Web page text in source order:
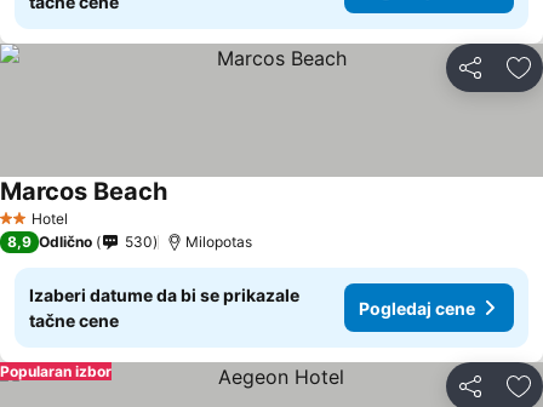
Deli
2 Zvezdice
Hotel
Marcos Beach
8,9 Odlično 530 Milopotas
Izaberi datume da bi se prikazale
tačne cene
Pogledaj cene
Deli
Popularan izbor